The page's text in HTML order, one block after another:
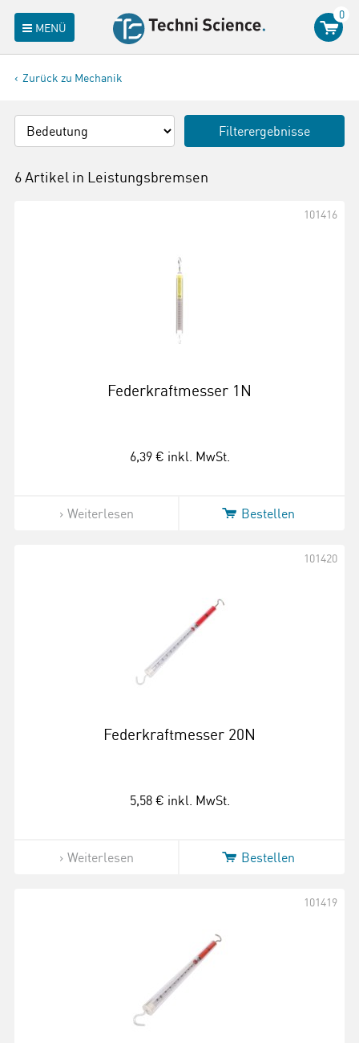
MENÜ
0
Zurück zu Mechanik
Filterergebnisse
6 Artikel in Leistungsbremsen
Federkraftmesser 1N
101416
6,39 € inkl. MwSt.
Weiterlesen Bestellen
Federkraftmesser 20N
101420
5,58 € inkl. MwSt.
Weiterlesen Bestellen
101419